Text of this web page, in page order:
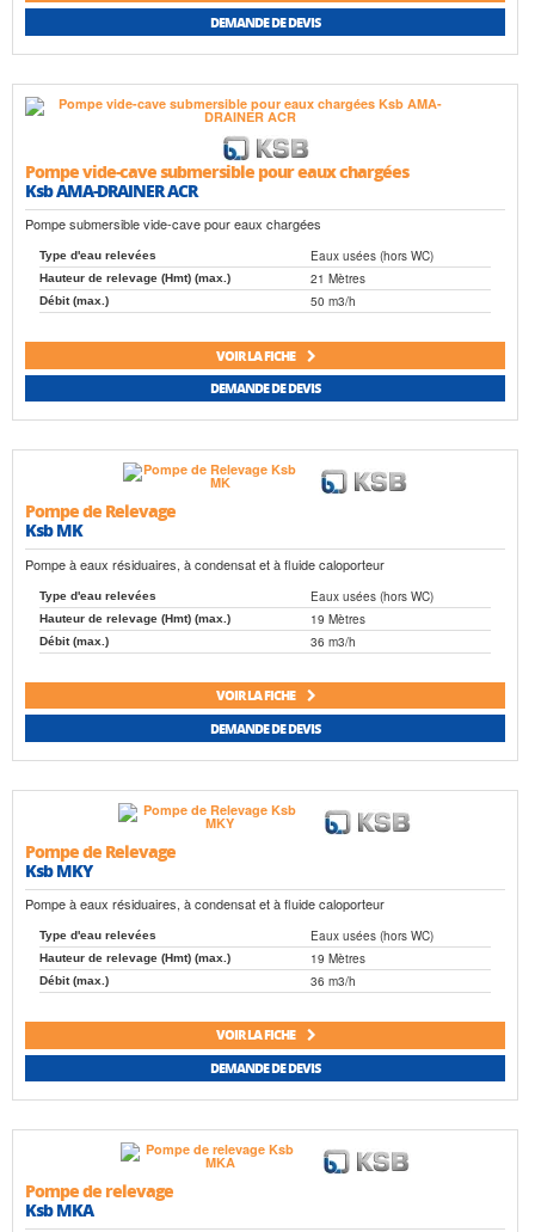
DEMANDE DE DEVIS
Pompe vide-cave submersible pour eaux chargées
Ksb AMA-DRAINER ACR
Pompe submersible vide-cave pour eaux chargées
Type d'eau relevées Eaux usées (hors WC)
Hauteur de relevage (Hmt) (max.) 21 Mètres
Débit (max.) 50 m3/h
VOIR LA FICHE
DEMANDE DE DEVIS
Pompe de Relevage
Ksb MK
Pompe à eaux résiduaires, à condensat et à fluide caloporteur
Type d'eau relevées Eaux usées (hors WC)
Hauteur de relevage (Hmt) (max.) 19 Mètres
Débit (max.) 36 m3/h
VOIR LA FICHE
DEMANDE DE DEVIS
Pompe de Relevage
Ksb MKY
Pompe à eaux résiduaires, à condensat et à fluide caloporteur
Type d'eau relevées Eaux usées (hors WC)
Hauteur de relevage (Hmt) (max.) 19 Mètres
Débit (max.) 36 m3/h
VOIR LA FICHE
DEMANDE DE DEVIS
Pompe de relevage
Ksb MKA